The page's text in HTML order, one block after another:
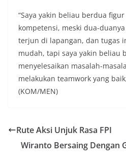
“Saya yakin beliau berdua
kompetensi, meski dua-
terjun di lapangan, dan tugas
mudah, tapi saya yakin beliau
menyelesaikan masalah-
melakukan teamwork yang
(KOM/MEN)
Rute Aksi Unjuk Rasa FPI
Wiranto Bersaing Dengan